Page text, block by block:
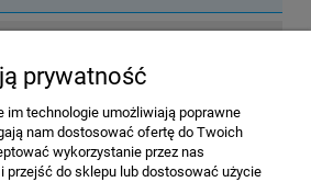
POMOC
MOJE KONTO
prywatność
im technologie umożliwiają poprawne
nam dostosować ofertę do Twoich
wykorzystanie przez nas
przejść do sklepu lub dostosować użycie